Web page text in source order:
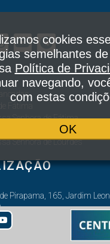
Fátima
Senhora de Fátima
Senhora das Graças
Senhora de Lourdes
Pirapama, 165, Jardim
cookies
semelhantes
Política de
navegando,
com estas
OK